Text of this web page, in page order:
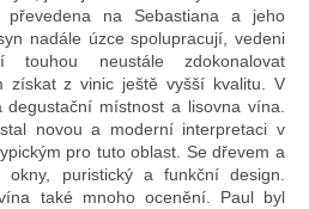
na Sebastiana a jeho
nadále úzce spolupracují, vedeni
touhou neustále zdokonalovat
získat z vinic ještě vyšší kvalitu. V
místnost a lisovna vína.
novou a moderní interpretaci v
pro tuto oblast. Se dřevem a
okny, puristický a funkční design.
také mnoho ocenění. Paul byl